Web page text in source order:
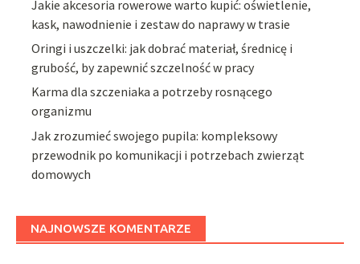
Jakie akcesoria rowerowe warto kupić: oświetlenie,
kask, nawodnienie i zestaw do naprawy w trasie
Oringi i uszczelki: jak dobrać materiał, średnicę i
grubość, by zapewnić szczelność w pracy
Karma dla szczeniaka a potrzeby rosnącego
organizmu
Jak zrozumieć swojego pupila: kompleksowy
przewodnik po komunikacji i potrzebach zwierząt
domowych
NAJNOWSZE KOMENTARZE